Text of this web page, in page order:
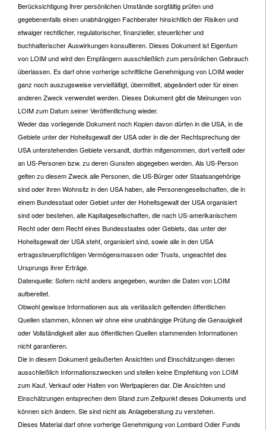
Berücksichtigung ihrer persönlichen Umstände sorgfältig prüfen und
gegebenenfalls einen unabhängigen Fachberater hinsichtlich der Risiken und
etwaiger rechtlicher, regulatorischer, finanzieller, steuerlicher und
buchhalterischer Auswirkungen konsultieren. Dieses Dokument ist Eigentum
von LOIM und wird den Empfängern ausschließlich zum persönlichen Gebrauch
überlassen. Es darf ohne vorherige schriftliche Genehmigung von LOIM weder
ganz noch auszugsweise vervielfältigt, übermittelt, abgeändert oder für einen
anderen Zweck verwendet werden. Dieses Dokument gibt die Meinungen von
LOIM zum Datum seiner Veröffentlichung wieder.
Weder das vorliegende Dokument noch Kopien davon dürfen in die USA, in die
Gebiete unter der Hoheitsgewalt der USA oder in die der Rechtsprechung der
USA unterstehenden Gebiete versandt, dorthin mitgenommen, dort verteilt oder
an US-Personen bzw. zu deren Gunsten abgegeben werden. Als US-Person
gelten zu diesem Zweck alle Personen, die US-Bürger oder Staatsangehörige
sind oder ihren Wohnsitz in den USA haben, alle Personengesellschaften, die in
einem Bundesstaat oder Gebiet unter der Hoheitsgewalt der USA organisiert
sind oder bestehen, alle Kapitalgesellschaften, die nach US-amerikanischem
Recht oder dem Recht eines Bundesstaates oder Gebiets, das unter der
Hoheitsgewalt der USA steht, organisiert sind, sowie alle in den USA
ertragssteuerpflichtigen Vermögensmassen oder Trusts, ungeachtet des
Ursprungs ihrer Erträge.
Datenquelle: Sofern nicht anders angegeben, wurden die Daten von LOIM
aufbereitet.
Obwohl gewisse Informationen aus als verlässlich geltenden öffentlichen
Quellen stammen, können wir ohne eine unabhängige Prüfung die Genauigkeit
oder Vollständigkeit aller aus öffentlichen Quellen stammenden Informationen
nicht garantieren.
Die in diesem Dokument geäußerten Ansichten und Einschätzungen dienen
ausschließlich Informationszwecken und stellen keine Empfehlung von LOIM
zum Kauf, Verkauf oder Halten von Wertpapieren dar. Die Ansichten und
Einschätzungen entsprechen dem Stand zum Zeitpunkt dieses Dokuments und
können sich ändern. Sie sind nicht als Anlageberatung zu verstehen.
Dieses Material darf ohne vorherige Genehmigung von Lombard Odier Funds